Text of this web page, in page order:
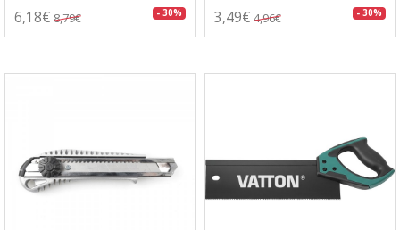
6,18€ 8,79€ - 30% 3,49€ 4,96€ - 30%